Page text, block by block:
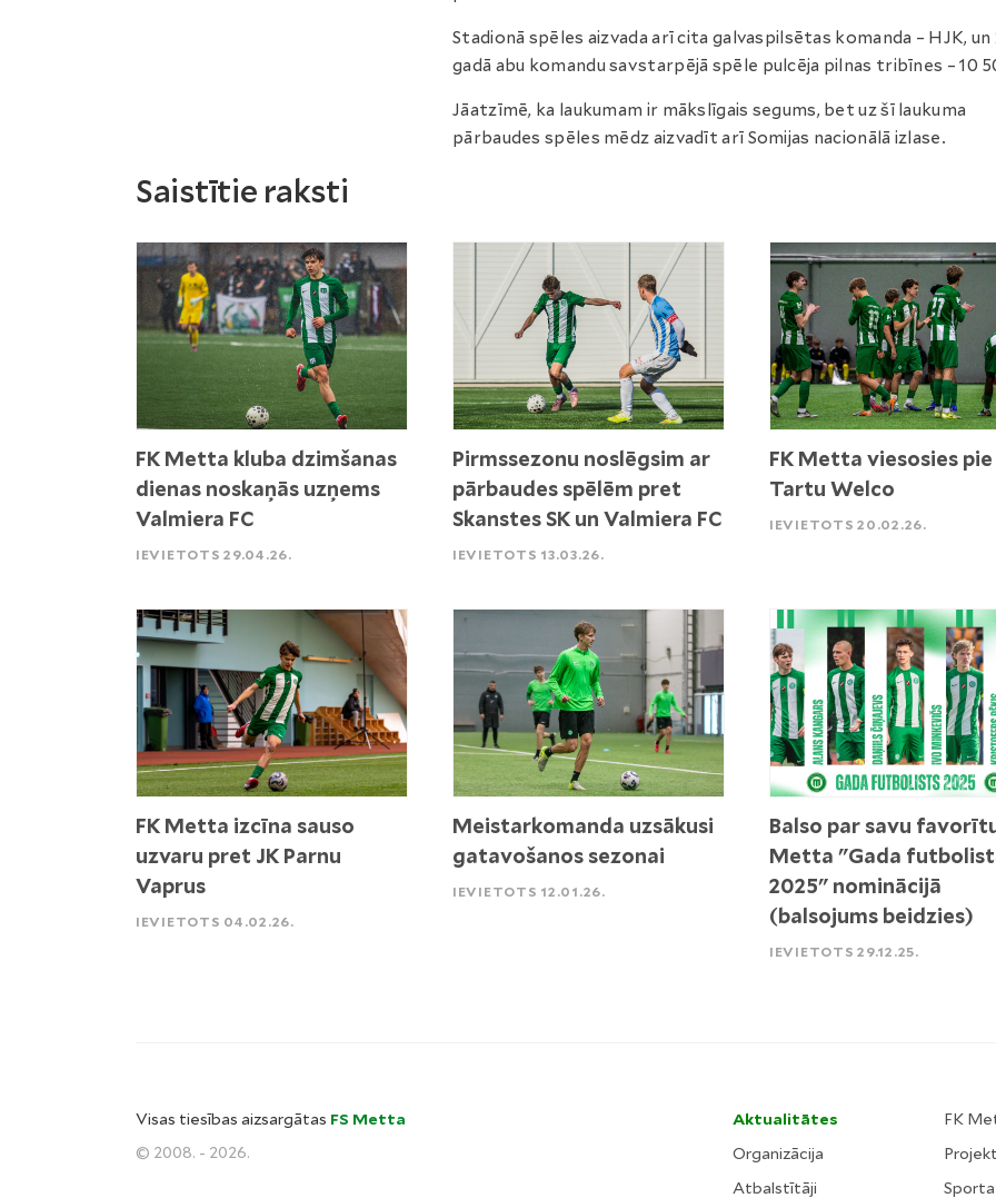
Stadionā spēles aizvada arī cita galvaspilsētas komanda – HJK, un
gadā abu komandu savstarpējā spēle pulcēja pilnas tribīnes – 10
Jāatzīmē, ka laukumam ir mākslīgais segums, bet uz šī laukuma
pārbaudes spēles mēdz aizvadīt arī Somijas nacionālā izlase.
Saistītie raksti
FK Metta kluba dzimšanas
dienas noskaņās uzņems
Valmiera FC
IEVIETOTS 29.04.26.
Pirmssezonu noslēgsim ar
pārbaudes spēlēm pret
Skanstes SK un Valmiera FC
IEVIETOTS 13.03.26.
FK Metta viesosies pie
Tartu Welco
IEVIETOTS 20.02.26.
FK Metta izcīna sauso
uzvaru pret JK Parnu
Vaprus
IEVIETOTS 04.02.26.
Meistarkomanda uzsākusi
gatavošanos sezonai
IEVIETOTS 12.01.26.
Balso par savu
Metta "Gada
2025" nominācijā
(balsojums beidzies)
IEVIETOTS 29.12.25.
Visas tiesības aizsargātas FS Metta
© 2008. - 2026.
Aktualitātes
Organizācija
Atbalstītāji
FK